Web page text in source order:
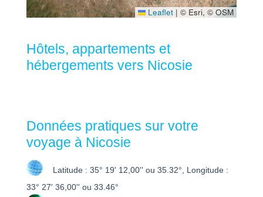
Leaflet | © Esri, © OSM
Hôtels, appartements et
hébergements vers Nicosie
Données pratiques sur votre
voyage à Nicosie
Latitude : 35° 19' 12,00'' ou 35.32°, Longitude :
33° 27' 36,00'' ou 33.46°